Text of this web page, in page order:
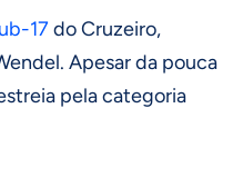
17do Cruzeiro,
Apesar da pouca
pela categoria